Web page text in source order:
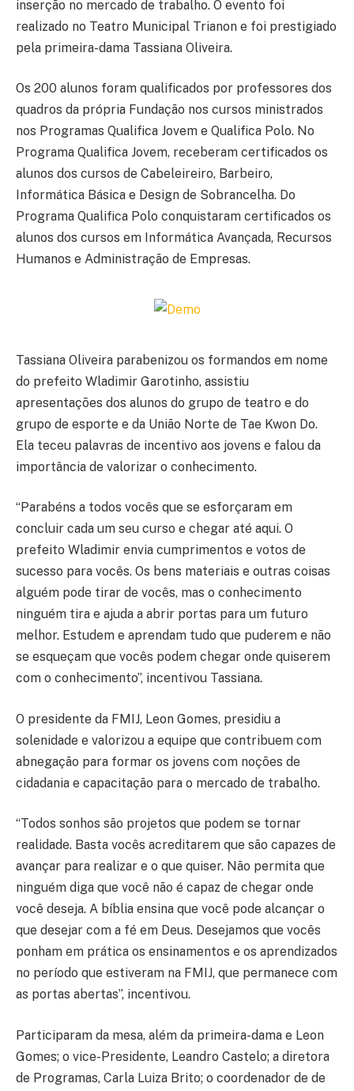
inserção no mercado de trabalho. O evento foi
realizado no Teatro Municipal Trianon e foi prestigiado
pela primeira-dama Tassiana Oliveira.
Os 200 alunos foram qualificados por professores dos
quadros da própria Fundação nos cursos ministrados
nos Programas Qualifica Jovem e Qualifica Polo. No
Programa Qualifica Jovem, receberam certificados os
alunos dos cursos de Cabeleireiro, Barbeiro,
Informática Básica e Design de Sobrancelha. Do
Programa Qualifica Polo conquistaram certificados os
alunos dos cursos em Informática Avançada, Recursos
Humanos e Administração de Empresas.
Tassiana Oliveira parabenizou os formandos em nome
do prefeito Wladimir Garotinho, assistiu
apresentações dos alunos do grupo de teatro e do
grupo de esporte e da União Norte de Tae Kwon Do.
Ela teceu palavras de incentivo aos jovens e falou da
importância de valorizar o conhecimento.
“Parabéns a todos vocês que se esforçaram em
concluir cada um seu curso e chegar até aqui. O
prefeito Wladimir envia cumprimentos e votos de
sucesso para vocês. Os bens materiais e outras coisas
alguém pode tirar de vocês, mas o conhecimento
ninguém tira e ajuda a abrir portas para um futuro
melhor. Estudem e aprendam tudo que puderem e não
se esqueçam que vocês podem chegar onde quiserem
com o conhecimento”, incentivou Tassiana.
O presidente da FMIJ, Leon Gomes, presidiu a
solenidade e valorizou a equipe que contribuem com
abnegação para formar os jovens com noções de
cidadania e capacitação para o mercado de trabalho.
“Todos sonhos são projetos que podem se tornar
realidade. Basta vocês acreditarem que são capazes de
avançar para realizar e o que quiser. Não permita que
ninguém diga que você não é capaz de chegar onde
você deseja. A bíblia ensina que você pode alcançar o
que desejar com a fé em Deus. Desejamos que vocês
ponham em prática os ensinamentos e os aprendizados
no período que estiveram na FMIJ, que permanece com
as portas abertas”, incentivou.
Participaram da mesa, além da primeira-dama e Leon
Gomes; o vice-Presidente, Leandro Castelo; a diretora
de Programas, Carla Luiza Brito; o coordenador de de